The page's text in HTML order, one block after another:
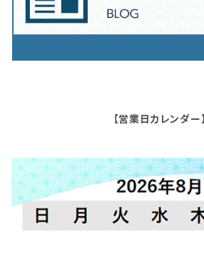
【営業日カレンダー】